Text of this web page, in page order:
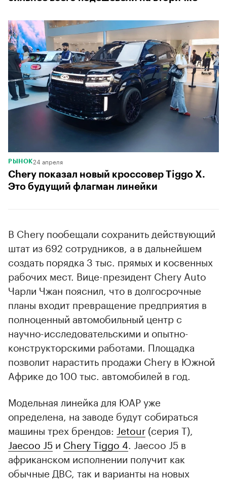
РЫНОК24 апреля
Chery показал новый кроссовер Tiggo X.
Это будущий флагман линейки
В Chery пообещали сохранить действующий
штат из 692 сотрудников, а в дальнейшем
создать порядка 3 тыс. прямых и косвенных
рабочих мест. Вице-президент Chery Auto
Чарли Чжан пояснил, что в долгосрочные
планы входит превращение предприятия в
полноценный автомобильный центр с
научно-исследовательскими и опытно-
конструкторскими работами. Площадка
позволит нарастить продажи Chery в Южной
Африке до 100 тыс. автомобилей в год.
Модельная линейка для ЮАР уже
определена, на заводе будут собираться
машины трех брендов: Jetour (серия T),
Jaecoo J5 и Chery Tiggo 4 . Jaecoo J5 в
африканском исполнении получит как
обычные ДВС, так и варианты на новых